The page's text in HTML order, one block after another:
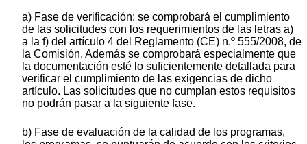
a) Fase de verificación: se comprobará el cumplimiento
de las solicitudes con los requerimientos de las letras a)
a la f) del artículo 4 del Reglamento (CE) n.º 555/2008, de
la Comisión. Además se comprobará especialmente que
la documentación esté lo suficientemente detallada para
verificar el cumplimiento de las exigencias de dicho
artículo. Las solicitudes que no cumplan estos requisitos
no podrán pasar a la siguiente fase.
b) Fase de evaluación de la calidad de los programas,